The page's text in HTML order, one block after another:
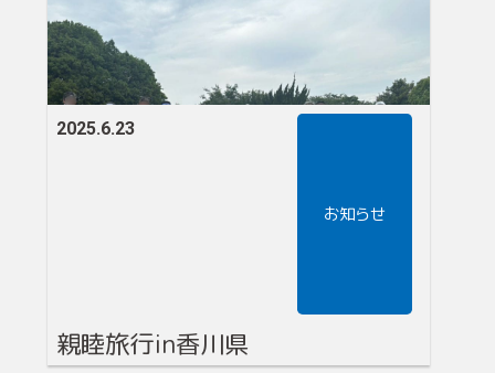
2025.6.23
お知らせ
親睦旅行in香川県